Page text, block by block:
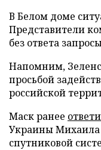
В Белом доме
Представители
без ответа
Напомним,
просьбой
российской
Маск ранее
Украины Михаила
спутниковой